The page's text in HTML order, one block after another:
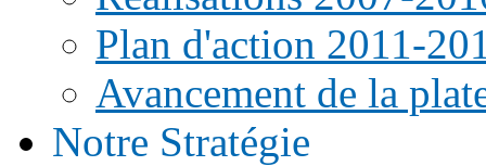
Plan d'action 2011-
Avancement de la
Notre Stratégie